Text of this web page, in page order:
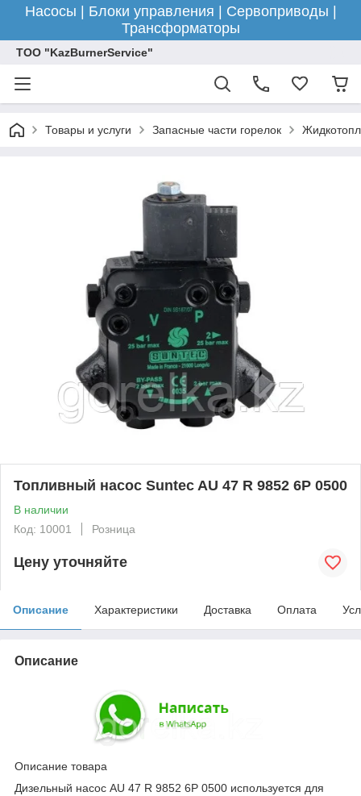
Насосы | Блоки управления | Сервоприводы |
Трансформаторы
ТОО "KazBurnerService"
Товары и услуги Запасные части горелок
Топливный насос Suntec AU 47 R 9852 6P 0500
В наличии
Код: 10001
Розница
Цену уточняйте
Описание Характеристики Доставка Оплата
Описание
Описание товара
Дизельный насос AU 47 R 9852 6P 0500 используется для